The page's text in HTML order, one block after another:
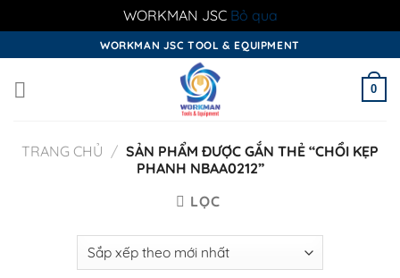
WORKMAN JSC Bỏ qua
to
content
WORKMAN JSC TOOL & EQUIPMENT
0
TRANG CHỦ / SẢN PHẨM ĐƯỢC GẮN THẺ “CHỔI KẸP
PHANH NBAA0212”
LỌC